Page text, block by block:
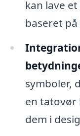
kan lave
baseret
symboler,
en tatovør
dem i